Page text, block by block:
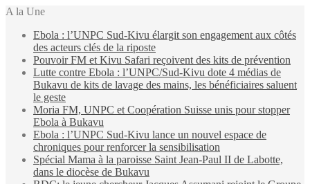
A la Une
Ebola : l’UNPC Sud-Kivu élargit son engagement aux côtés
des acteurs clés de la riposte
Pouvoir FM et Kivu Safari reçoivent des kits de prévention
Lutte contre Ebola : l’UNPC/Sud-Kivu dote 4 médias de
Bukavu de kits de lavage des mains, les bénéficiaires saluent
le geste
Moria FM, UNPC et Coopération Suisse unis pour stopper
Ebola à Bukavu
Ebola : l’UNPC Sud-Kivu lance un nouvel espace de
chroniques pour renforcer la sensibilisation
Spécial Mama à la paroisse Saint Jean-Paul II de Labotte,
dans le diocèse de Bukavu